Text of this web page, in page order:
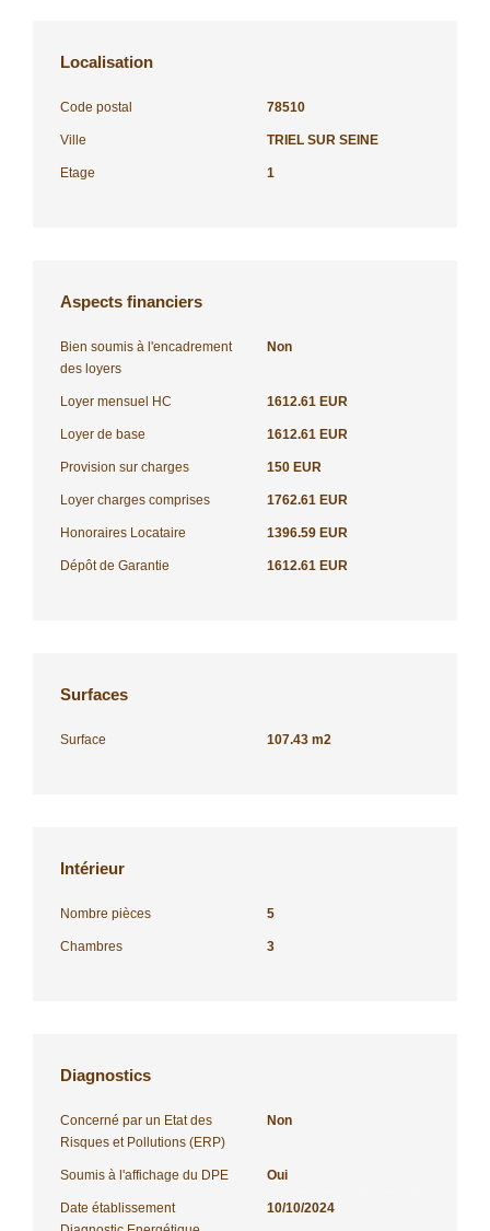
Localisation
Code postal 78510
Ville TRIEL SUR SEINE
Etage 1
Aspects financiers
Bien soumis à l'encadrement
des loyers
Non
Loyer mensuel HC 1612.61 EUR
Loyer de base 1612.61 EUR
Provision sur charges 150 EUR
Loyer charges comprises 1762.61 EUR
Honoraires Locataire 1396.59 EUR
Dépôt de Garantie 1612.61 EUR
Surfaces
Surface 107.43 m2
Intérieur
Nombre pièces 5
Chambres 3
Diagnostics
Concerné par un Etat des
Risques et Pollutions (ERP)
Non
Soumis à l'affichage du DPE Oui
Date établissement
10/10/2024